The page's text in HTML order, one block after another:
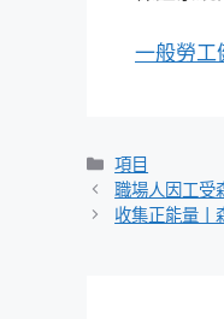
一般勞工
分
類
項目
職場人因工受
收集正能量丨